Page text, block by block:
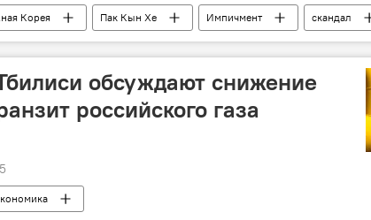
Корея Пак Кын Хе Импичмент скандал
обсуждают снижение
российского газа